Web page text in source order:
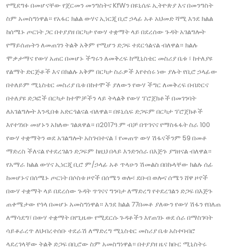
የሚደግፉ በመሆናቸው የጀርመን መንግስትና KfWን በዩኒሴፍ ኢትዮጵያ እና በመንግስት
ስም አመስግነዋል። የአፋር ክልል ውሃና ኢነርጂ ቢሮ ኃላፊ አቶ አህመድ ሻሚ እንደ ክልል
ከሰሜኑ ጦርነት ጋር በተያያዘ በርካታ የውሃ ተቋማት ላይ በደረሰው ጉዳት አገልግሎት
የማይሰጡትን ለመጠገን ትልቅ አቅም የሚሆን ድጋፍ ተደርጎልናል ብለዋል። ክልሉ
ሞቃታማና የውሃ አጠር በመሆኑ ችግሩን ለመቅረፍ ከሚኒስቴር መስሪያ ቤቱ ፣ ከተለያዩ
የልማት ድርጅቶች እና በክልሉ አቅም በርካታ ስራዎች እየተሰሩ ነው ያሉት የቢሮ ኃላፊው
በተለይም ሚኒስቴር መስሪያ ቤቱ በከተሞች ያለውን የውሃ ችግር ለመቅረፍ በብድርና
በተለያዩ ድጋፎች በርካታ ከተሞቻችን ላይ ትላልቅ የውሃ ፕሮጀክቶች በመገንባት
ለአገልግሎት እንዲበቁ አድርጎልናል ብለዋል። በዩኒሴፍ ድጋፍም በርካታ ፕሮጀክቶች
እየተገነቡ መሆኑን አክለው ገልጸዋል። በ2017ዓ.ም ብቻ በጥገናና የማስፋፋት ስራ 100
የውሃ ተቋማትን ወደ አገልግሎት አስገብተናል ፤ የመጠጥ ውሃ ሽፋናችንም 59 በመቶ
ማድረስ ችለናል የተደረገልን ድጋፍም ከዚህ በላይ እንድንሰራ በእጅጉ ያግዘናል ብለዋል።
የአማራ ክልል ውሃና ኢነርጂ ቢሮ ም/ኃላፊ አቶ ጥላሁን ሽመልስ በበኩላቸው ክልሉ ሰፊ
ከመሆኑና በሰሜኑ ጦርነት በሶስቱ ዞኖች በሰሜን ወሎ፣ ደቡብ ወሎና ሰሜን ሸዋ ዞኖች
በውሃ ተቋማት ላይ በደረሰው ጉዳት ጥገናና ግንባታ ለማድረግ የተደረገልን ድጋፍ በእጅጉ
ጠቀሜታው የጎላ በመሆኑ አመስግነዋል። እንደ ክልል 77በመቶ ያለውን የውሃ ሽፋን የበለጠ
ለማሳደግ፣ በውሃ ተቋማት በየጊዜው የሚደርሱ ጉዳቶችን እየጠገኑ ወደ ሰራ በማስገባት
ሳይቆራረጥ ለህብረተሰቡ ተደራሽ ለማድረግ ሚኒስቴር መስሪያ ቤቱ አስተባብሮ
ላደረገላቸው ትልቅ ድጋፍ በቢሮው ስም አመስግነዋል። በተያያዘ ዜና ክቡር ሚኒስትሩ